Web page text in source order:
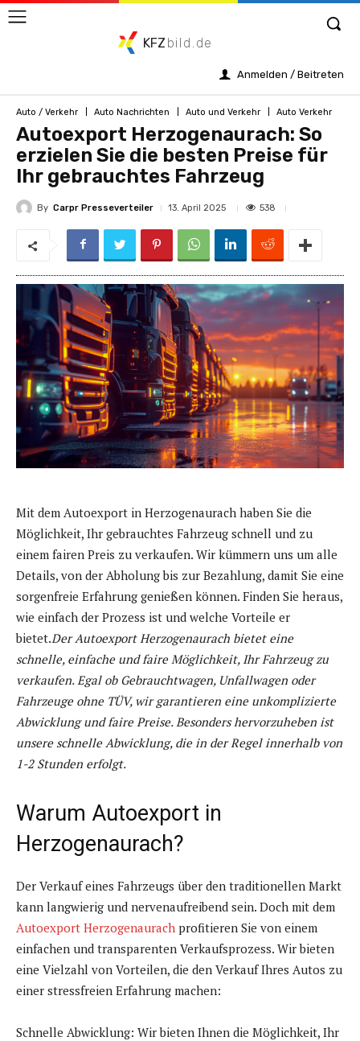
KFZ bild.de
Anmelden / Beitreten
Auto / Verkehr Auto Nachrichten Auto und Verkehr Auto Verkehr
Autoexport Herzogenaurach: So
erzielen Sie die besten Preise für
Ihr gebrauchtes Fahrzeug
By Carpr Presseverteiler 13. April 2025 538
Mit dem Autoexport in Herzogenaurach haben Sie die
Möglichkeit, Ihr gebrauchtes Fahrzeug schnell und zu
einem fairen Preis zu verkaufen. Wir kümmern uns um alle
Details, von der Abholung bis zur Bezahlung, damit Sie eine
sorgenfreie Erfahrung genießen können. Finden Sie heraus,
wie einfach der Prozess ist und welche Vorteile er
bietet.Der Autoexport Herzogenaurach bietet eine
schnelle, einfache und faire Möglichkeit, Ihr Fahrzeug zu
verkaufen. Egal ob Gebrauchtwagen, Unfallwagen oder
Fahrzeuge ohne TÜV, wir garantieren eine unkomplizierte
Abwicklung und faire Preise. Besonders hervorzuheben ist
unsere schnelle Abwicklung, die in der Regel innerhalb von
1-2 Stunden erfolgt.
Warum Autoexport in
Herzogenaurach?
Der Verkauf eines Fahrzeugs über den traditionellen Markt
kann langwierig und nervenaufreibend sein. Doch mit dem
Autoexport Herzogenaurach profitieren Sie von einem
einfachen und transparenten Verkaufsprozess. Wir bieten
eine Vielzahl von Vorteilen, die den Verkauf Ihres Autos zu
einer stressfreien Erfahrung machen:
Schnelle Abwicklung: Wir bieten Ihnen die Möglichkeit, Ihr